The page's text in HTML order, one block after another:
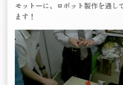
モットーに、ロボット製作を通し
ます！